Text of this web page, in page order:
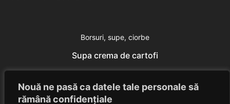
Nouă ne pasă ca datele tale personale să
rămână confidențiale
Borsuri, supe, ciorbe
Supa crema de cartofi
Eduard Nedelcu July 24, 2014